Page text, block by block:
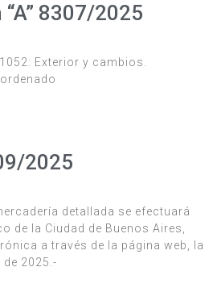
8307/2025
Exterior y cambios.
2025
detallada se efectuará
de la Ciudad de Buenos Aires,
a través de la página web, la
2025.-